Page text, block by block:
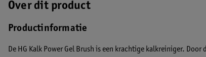
Over dit product
Productinformatie
De HG Kalk Power Gel Brush is een krachtige kalkreiniger.